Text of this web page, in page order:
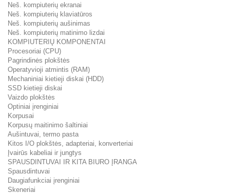
Neš. kompiuterių ekranai
Neš. kompiuterių klaviatūros
Neš. kompiuterių aušinimas
Neš. kompiuterių matinimo lizdai
KOMPIUTERIŲ KOMPONENTAI
Procesoriai (CPU)
Pagrindinės plokštės
Operatyvioji atmintis (RAM)
Mechaniniai kietieji diskai (HDD)
SSD kietieji diskai
Vaizdo plokštės
Optiniai įrenginiai
Korpusai
Korpusų maitinimo šaltiniai
Aušintuvai, termo pasta
Kitos I/O plokštės, adapteriai, konverteriai
Įvairūs kabeliai ir jungtys
SPAUSDINTUVAI IR KITA BIURO ĮRANGA
Spausdintuvai
Daugiafunkciai įrenginiai
Skeneriai